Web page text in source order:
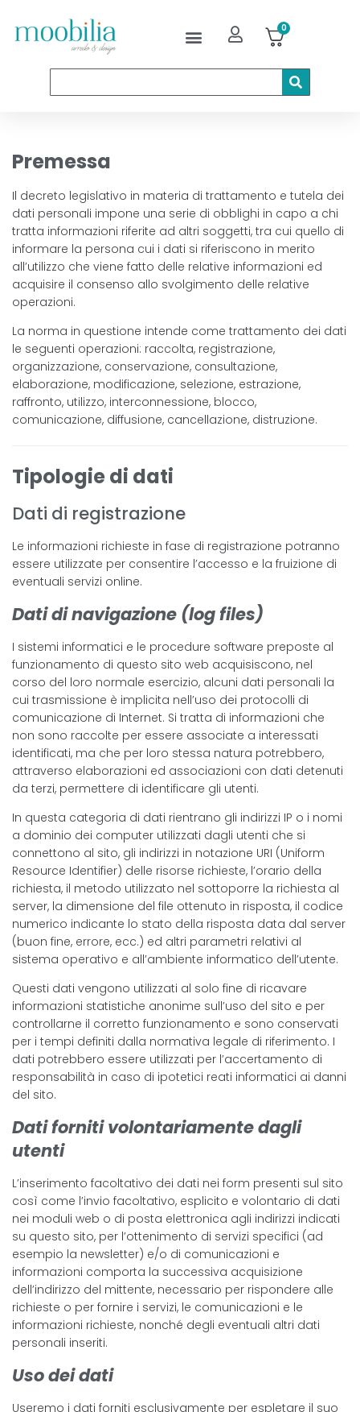
0
Premessa
Il decreto legislativo in materia di trattamento e tutela dei
dati personali impone una serie di obblighi in capo a chi
tratta informazioni riferite ad altri soggetti, tra cui quello di
informare la persona cui i dati si riferiscono in merito
all’utilizzo che viene fatto delle relative informazioni ed
acquisire il consenso allo svolgimento delle relative
operazioni.
La norma in questione intende come trattamento dei dati
le seguenti operazioni: raccolta, registrazione,
organizzazione, conservazione, consultazione,
elaborazione, modificazione, selezione, estrazione,
raffronto, utilizzo, interconnessione, blocco,
comunicazione, diffusione, cancellazione, distruzione.
Tipologie di dati
Dati di registrazione
Le informazioni richieste in fase di registrazione potranno
essere utilizzate per consentire l’accesso e la fruizione di
eventuali servizi online.
Dati di navigazione (log files)
I sistemi informatici e le procedure software preposte al
funzionamento di questo sito web acquisiscono, nel
corso del loro normale esercizio, alcuni dati personali la
cui trasmissione è implicita nell’uso dei protocolli di
comunicazione di Internet. Si tratta di informazioni che
non sono raccolte per essere associate a interessati
identificati, ma che per loro stessa natura potrebbero,
attraverso elaborazioni ed associazioni con dati detenuti
da terzi, permettere di identificare gli utenti.
In questa categoria di dati rientrano gli indirizzi IP o i nomi
a dominio dei computer utilizzati dagli utenti che si
connettono al sito, gli indirizzi in notazione URI (Uniform
Resource Identifier) delle risorse richieste, l’orario della
richiesta, il metodo utilizzato nel sottoporre la richiesta al
server, la dimensione del file ottenuto in risposta, il codice
numerico indicante lo stato della risposta data dal server
(buon fine, errore, ecc.) ed altri parametri relativi al
sistema operativo e all’ambiente informatico dell’utente.
Questi dati vengono utilizzati al solo fine di ricavare
informazioni statistiche anonime sull’uso del sito e per
controllarne il corretto funzionamento e sono conservati
per i tempi definiti dalla normativa legale di riferimento. I
dati potrebbero essere utilizzati per l’accertamento di
responsabilità in caso di ipotetici reati informatici ai danni
del sito.
Dati forniti volontariamente dagli
utenti
L’inserimento facoltativo dei dati nei form presenti sul sito
così come l’invio facoltativo, esplicito e volontario di dati
nei moduli web o di posta elettronica agli indirizzi indicati
su questo sito, per l’ottenimento di servizi specifici (ad
esempio la newsletter) e/o di comunicazioni e
informazioni comporta la successiva acquisizione
dell’indirizzo del mittente, necessario per rispondere alle
richieste o per fornire i servizi, le comunicazioni e le
informazioni richieste, nonché degli eventuali altri dati
personali inseriti.
Uso dei dati
Useremo i dati forniti esclusivamente per espletare il suo